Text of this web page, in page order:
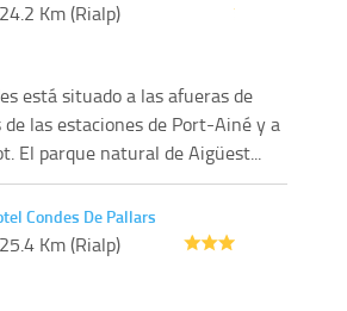
Km (Rialp)
está situado a las afueras de
las estaciones de Port-Ainé y a
El parque natural de Aigüest...
Condes De Pallars
Km (Rialp)